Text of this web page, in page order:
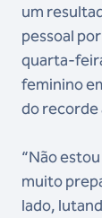
um
pessoal
quarta-
feminino
do recorde
“Não
muito
lado,